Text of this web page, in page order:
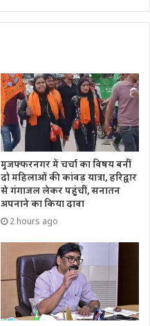
मुजफ्फरनगर में चर्चा का विषय बनीं
दो महिलाओं की कांवड़ यात्रा, हरिद्वार
से गंगाजल लेकर पहुंचीं, सनातन
अपनाने का किया दावा
2 hours ago